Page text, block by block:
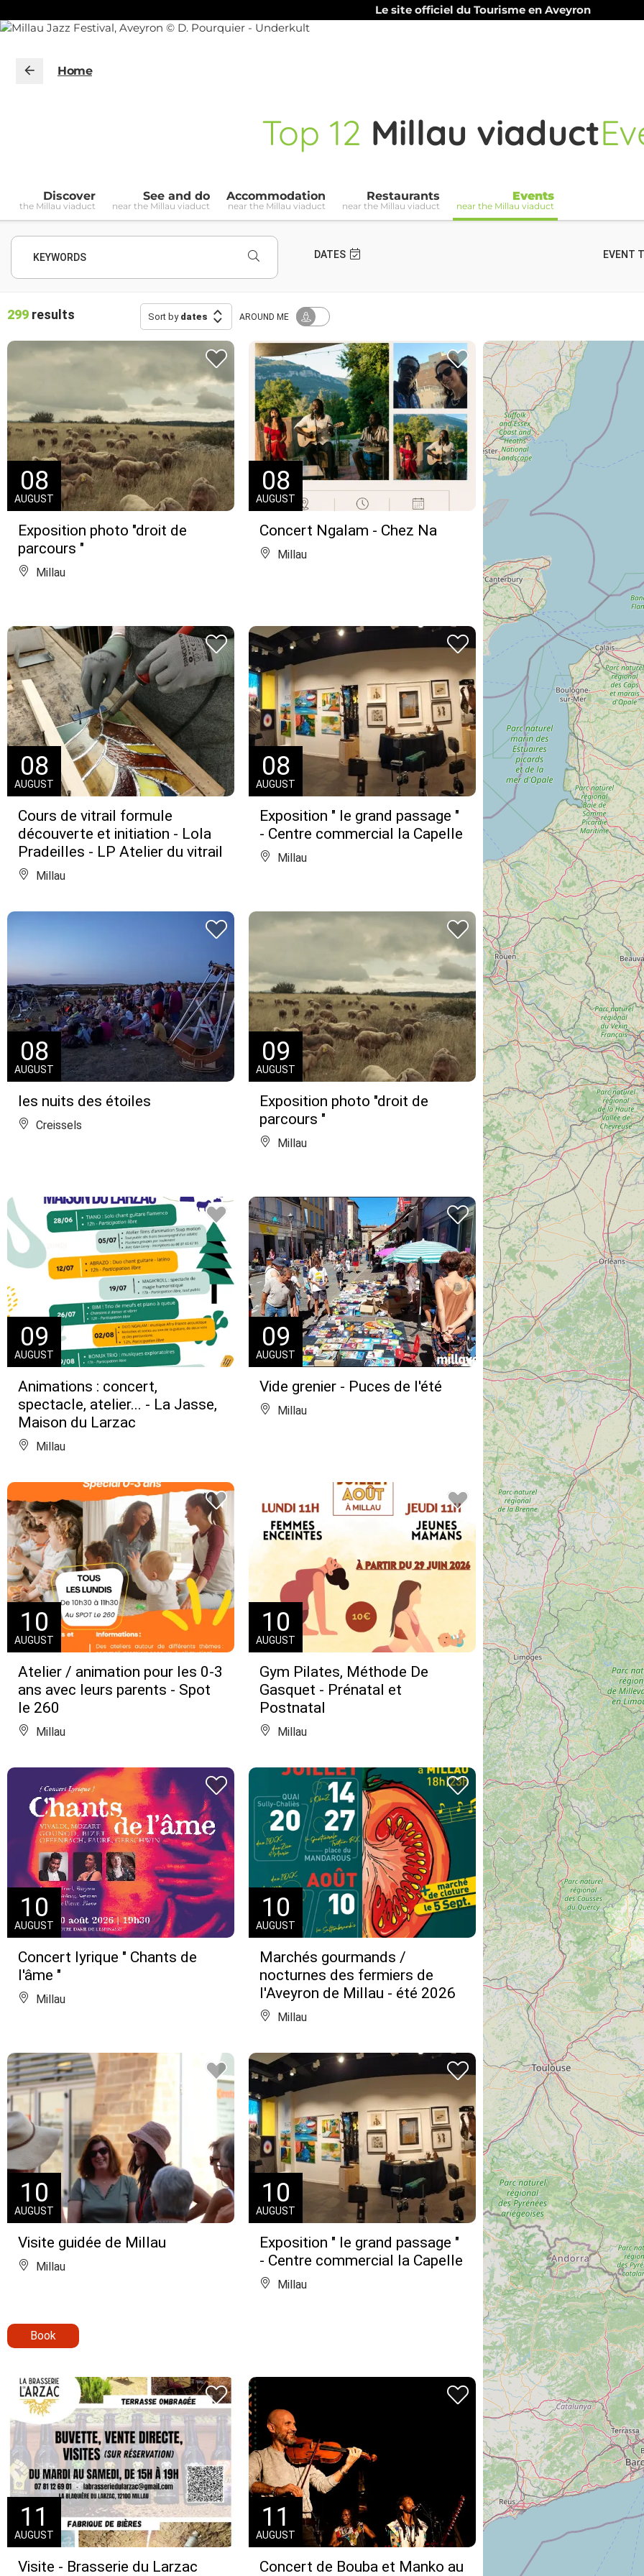
Le site officiel du Tourisme en Aveyron
Home
Top 12 Millau viaduct
Discover
the Millau viaduct
See and do
near the Millau viaduct
Accommodation
near the Millau viaduct
Restaurants
near the Millau viaduct
Events
near the Millau viaduct
KEYWORDS DATES EVENT
299 results Sort by dates AROUND ME
Exposition photo "droit de
parcours "
08
AUGUST
Millau
Concert Ngalam - Chez Na
08
AUGUST
Millau
Cours de vitrail formule
découverte et initiation - Lola
Pradeilles - LP Atelier du vitrail
08
AUGUST
Millau
Exposition " le grand passage "
- Centre commercial la Capelle
08
AUGUST
Millau
les nuits des étoiles
08
AUGUST
Creissels
Exposition photo "droit de
parcours "
09
AUGUST
Millau
Animations : concert,
spectacle, atelier... - La Jasse,
Maison du Larzac
09
AUGUST
Millau
Vide grenier - Puces de l'été
09
AUGUST
Millau
Atelier / animation pour les 0-3
ans avec leurs parents - Spot
le 260
10
AUGUST
Millau
Gym Pilates, Méthode De
Gasquet - Prénatal et
Postnatal
10
AUGUST
Millau
Concert lyrique " Chants de
l'âme "
10
AUGUST
Millau
Marchés gourmands /
nocturnes des fermiers de
l'Aveyron de Millau - été 2026
10
AUGUST
Millau
Visite guidée de Millau
10
AUGUST
Millau
Book
Exposition " le grand passage "
- Centre commercial la Capelle
10
AUGUST
Millau
Visite - Brasserie du Larzac
11
AUGUST
Concert de Bouba et Manko au
11
AUGUST